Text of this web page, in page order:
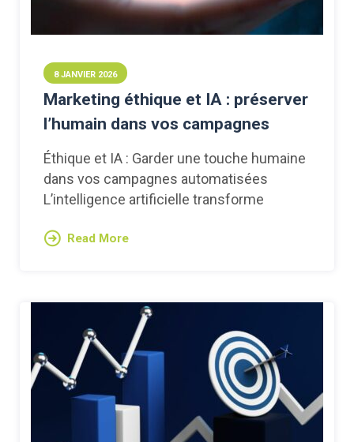
8 JANVIER 2026
Marketing éthique et IA : préserver
l’humain dans vos campagnes
Éthique et IA : Garder une touche humaine
dans vos campagnes automatisées
L’intelligence artificielle transforme
Read More